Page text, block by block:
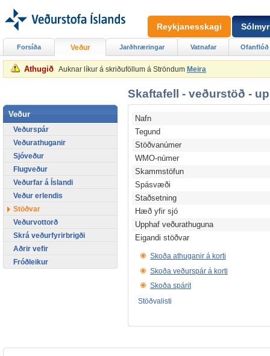
Athugið Auknar líkur á skriðuföllum á Ströndum Meira
Skaftafell - veðurstöð -
Nafn
Tegund
Stöðvanúmer
WMO-númer
Skammstöfun
Spásvæði
Staðsetning
Hæð yfir sjó
Upphaf veðurathuguna
Eigandi stöðvar
Skoða athuganir á korti
Skoða veðurspár á korti
Skoða spárit
Stöðvalisti
Forsíða Veður Jarðhræringar Vatnafar Ofanflóð
Veður
Veðurspár
Veðurathuganir
Sjóveður
Flugveður
Veðurfar á Íslandi
Veður erlendis
Stöðvar
Veðurvottorð
Skrá veðurfyrirbrigði
Aðrir vefir
Fróðleikur
Reykjanesskagi